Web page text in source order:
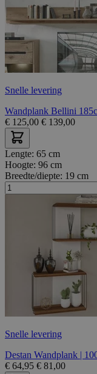
Snelle levering
Wandplank Bellini
€ 125,00 € 139,00
Lengte: 65 cm
Hoogte: 96 cm
Breedte/diepte: 19 cm
Snelle levering
Destan Wandplank |
€ 64,95 € 81,00